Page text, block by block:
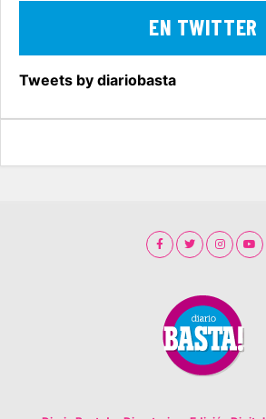
EN TWITTER
Tweets by diariobasta